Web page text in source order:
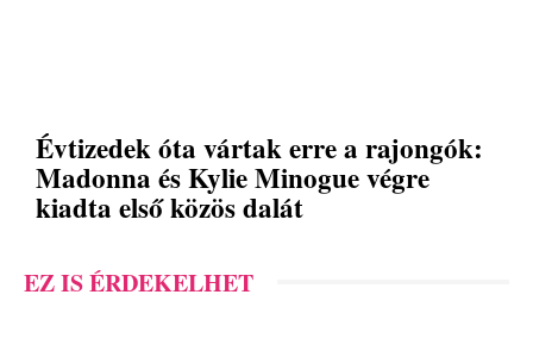
Évtizedek óta vártak erre a rajongók:
Madonna és Kylie Minogue végre
kiadta első közös dalát
EZ IS ÉRDEKELHET